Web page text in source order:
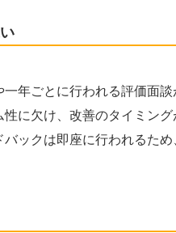
年ごとに行われる評価面
に欠け、改善のタイミン
ックは即座に行われるた